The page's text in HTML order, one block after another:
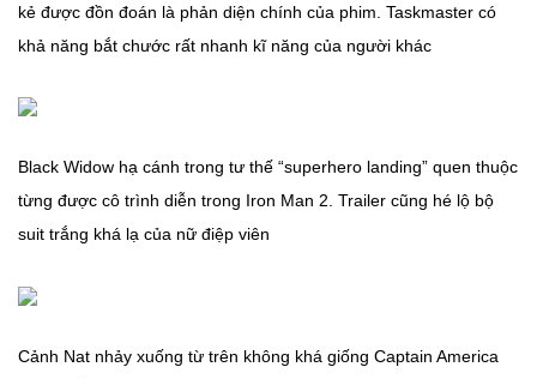
kẻ được đồn đoán là phản diện chính của phim. Taskmaster có
khả năng bắt chước rất nhanh kĩ năng của người khác
Black Widow hạ cánh trong tư thế “superhero landing” quen thuộc
từng được cô trình diễn trong Iron Man 2. Trailer cũng hé lộ bộ
suit trắng khá lạ của nữ điệp viên
Cảnh Nat nhảy xuống từ trên không khá giống Captain America